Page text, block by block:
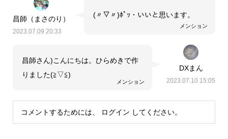
昌師（まさのり）
2023.07.09 20:33
メンション
(〃▽〃)ﾎﾟｯ・いいと思います。
DXまん
2023.07.10 15:05
メンション
昌師さん)こんにちは。ひらめきで作
りました(⁠≧⁠▽⁠≦⁠)
コメントするためには、 ログイン してください。